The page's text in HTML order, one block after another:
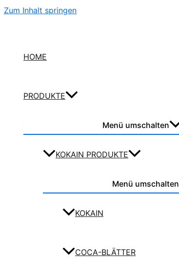
Zum Inhalt springen
HOME
PRODUKTE
Menü umschalten
KOKAIN PRODUKTE
Menü umschalten
KOKAIN
COCA-BLÄTTER